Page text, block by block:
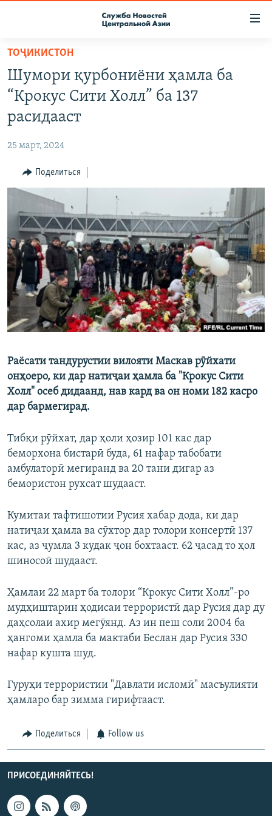
Вернуться
основному
содержанию
Вернутся
главной
навигации
Вернутся
ПОДПИСКА
КОНТАКТЫ
НАСТОЯЩЕЕ ВРЕМЯ
МИГРАНТ МЕДИА
ТОҶИКИСТОН
Шумори қурбониёни ҳамла ба
“Крокус Сити Холл” ба 137
расидааст
25 март, 2024
Поделиться
Раёсати тандурустии вилояти Маскав рӯйхати
онҳоеро, ки дар натиҷаи ҳамла ба "Крокус Сити
Холл" осеб дидаанд, нав кард ва он номи 182 касро
дар бармегирад.
Тибқи рӯйхат, дар ҳоли ҳозир 101 кас дар
беморхона бистарӣ буда, 61 нафар табобати
амбулаторӣ мегиранд ва 20 тани дигар аз
бемористон рухсат шудааст.
Кумитаи тафтишотии Русия хабар дода, ки дар
натиҷаи ҳамла ва сӯхтор дар толори консертӣ 137
кас, аз ҷумла 3 кудак ҷон бохтааст. 62 ҷасад то ҳол
шиносоӣ шудааст.
Ҳамлаи 22 март ба толори “Крокус Сити Холл”-ро
мудҳиштарин ҳодисаи террористӣ дар Русия дар ду
даҳсолаи ахир мегӯянд. Аз ин пеш соли 2004 ба
ҳангоми ҳамла ба мактаби Беслан дар Русия 330
нафар кушта шуд.
Гуруҳи террористии "Давлати исломӣ" масъулияти
ҳамларо бар зимма гирифтааст.
Поделиться Follow us
ПРИСОЕДИНЯЙТЕСЬ!